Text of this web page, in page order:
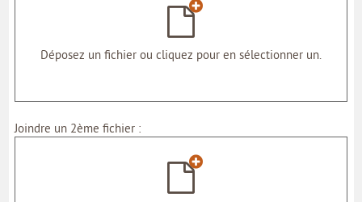
Déposez un fichier ou cliquez pour en sélectionner un.
Joindre un 2ème fichier :